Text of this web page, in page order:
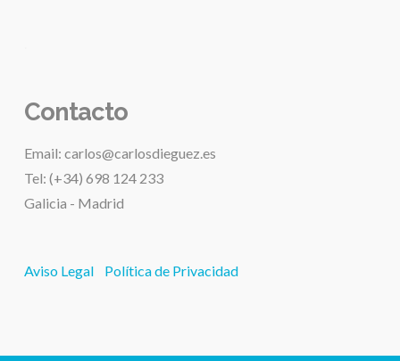
Contacto
Email: carlos@carlosdieguez.es
Tel: (+34) 698 124 233
Galicia - Madrid
Aviso Legal Política de Privacidad